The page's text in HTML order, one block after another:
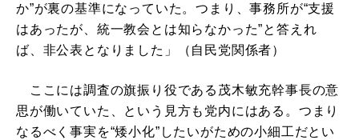
か”が裏の基準になっていた。つまり、事務所が“支援
はあったが、統一教会とは知らなかった”と答えれ
ば、非公表となりました」（自民党関係者）
ここには調査の旗振り役である茂木敏充幹事長の意
思が働いていた、という見方も党内にはある。つまり
なるべく事実を“矮小化”したいがための小細工だとい